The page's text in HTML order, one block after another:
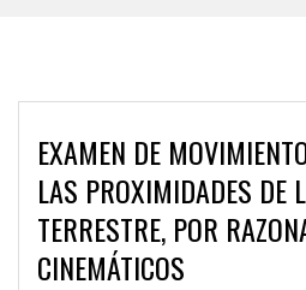
EXAMEN DE
LAS PROXIMIDADES DE
TERRESTRE, POR
CINEMÁTICOS